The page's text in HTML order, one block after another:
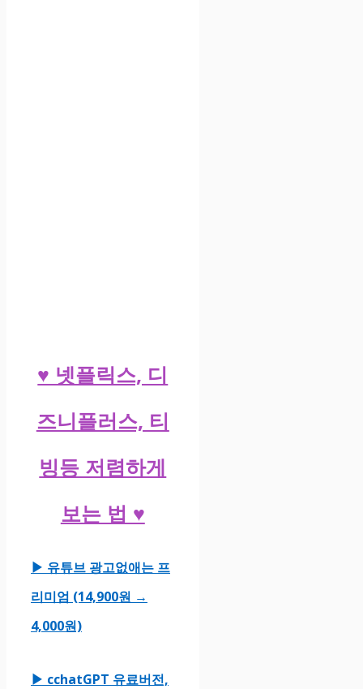
♥ 넷플릭스, 디
즈니플러스, 티
빙등 저렴하게
보는 법 ♥
▶ 유튜브 광고없애는 프
리미엄 (14,900원 →
4,000원)
▶ cchatGPT 유료버전,